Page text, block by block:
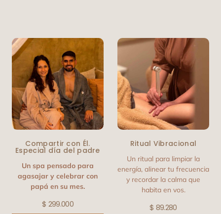
Compartir con Él.
Especial día del padre
Un spa pensado para
agasajar y celebrar con
papá en su mes.
$ 299.000
Ritual Vibracional
Un ritual para limpiar la
energía, alinear tu frecuencia
y recordar la calma que
habita en vos.
$ 89.280